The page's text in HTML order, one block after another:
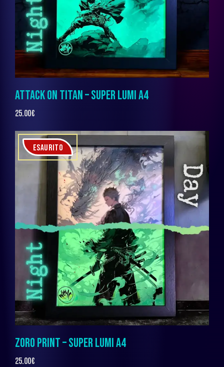
ATTACK ON TITAN – SUPER LUMI A4
25.00€
ESAURITO
ZORO PRINT – SUPER LUMI A4
25.00€